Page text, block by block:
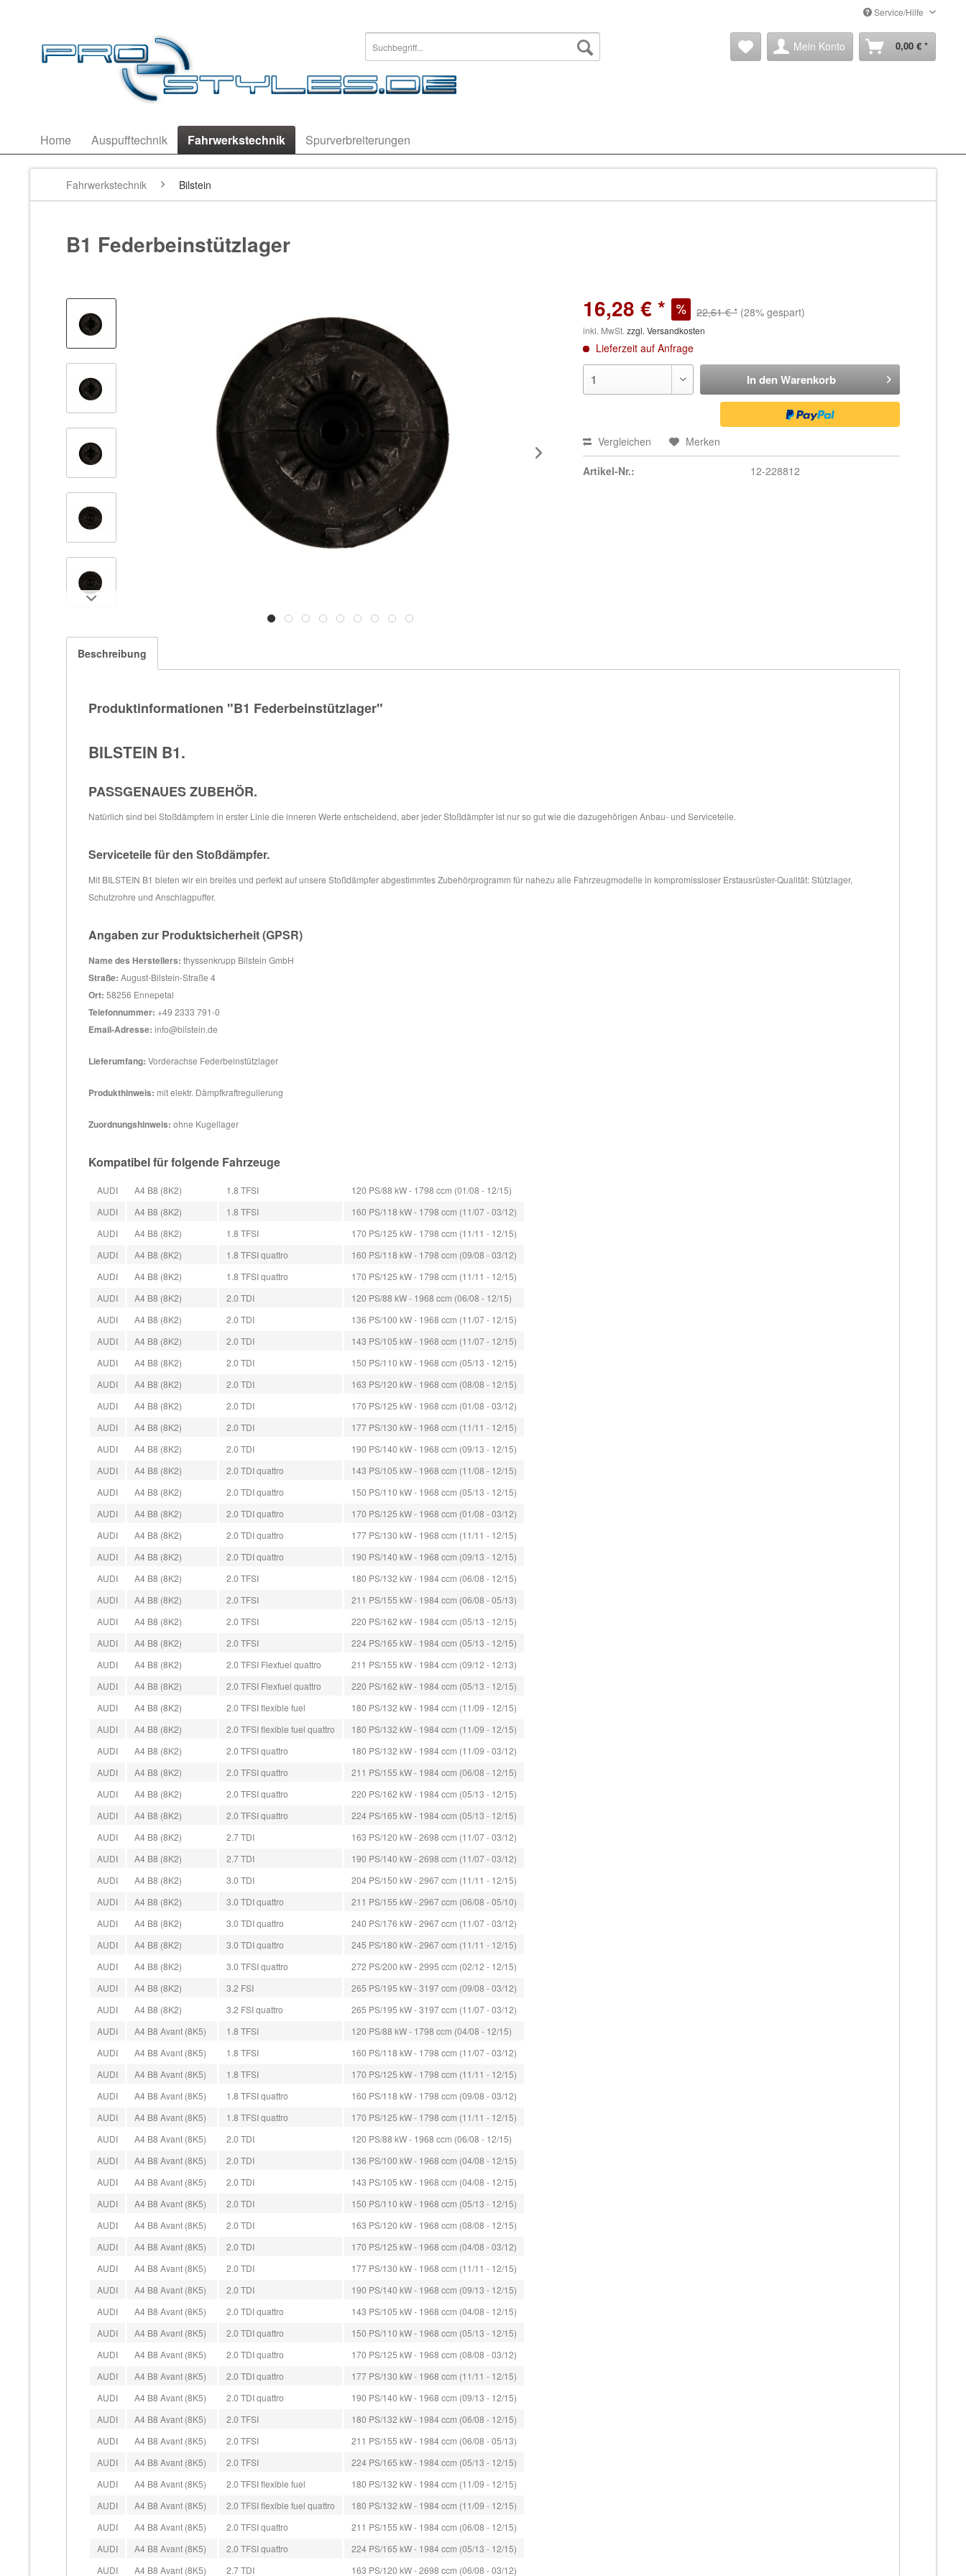
Service/Hilfe
Mein Konto 0,00 € *
Home Auspufftechnik Fahrwerkstechnik Spurverbreiterungen
Fahrwerkstechnik Bilstein
B1 Federbeinstützlager
16,28 € * 22,61 € * (28% gespart)
inkl. MwSt.zzgl. Versandkosten
Lieferzeit auf Anfrage
In den Warenkorb
Vergleichen Merken
Artikel-Nr.: 12-228812
Beschreibung
Produktinformationen "B1 Federbeinstützlager"
BILSTEIN B1.
PASSGENAUES ZUBEHÖR.
Natürlich sind bei Stoßdämpfern in erster Linie die inneren Werte entscheidend, aber jeder Stoßdämpfer ist nur so gut wie die dazugehörigen Anbau- und Serviceteile.
Serviceteile für den Stoßdämpfer.
Mit BILSTEIN B1 bieten wir ein breites und perfekt auf unsere Stoßdämpfer abgestimmtes Zubehörprogramm für nahezu alle Fahrzeugmodelle in kompromissloser Erstausrüster-Qualität: Stützlager,
Schutzrohre und Anschlagpuffer.
Angaben zur Produktsicherheit (GPSR)
Name des Herstellers: thyssenkrupp Bilstein GmbH
Straße: August-Bilstein-Straße 4
Ort: 58256 Ennepetal
Telefonnummer: +49 2333 791-0
Email-Adresse: info@bilstein.de
Lieferumfang: Vorderachse Federbeinstützlager
Produkthinweis: mit elektr. Dämpfkraftregulierung
Zuordnungshinweis: ohne Kugellager
Kompatibel für folgende Fahrzeuge
AUDI A4 B8 (8K2) 1.8 TFSI
120 PS/88 kW - 1798 ccm (01/08 - 12/15)
AUDI
A4 B8 (8K2) 1.8 TFSI
160 PS/118 kW - 1798 ccm (11/07 - 03/12)
AUDI
A4 B8 (8K2) 1.8 TFSI
170 PS/125 kW - 1798 ccm (11/11 - 12/15)
AUDI
A4 B8 (8K2) 1.8 TFSI quattro
160 PS/118 kW - 1798 ccm (09/08 - 03/12)
AUDI
A4 B8 (8K2) 1.8 TFSI quattro
170 PS/125 kW - 1798 ccm (11/11 - 12/15)
AUDI
A4 B8 (8K2) 2.0 TDI
120 PS/88 kW - 1968 ccm (06/08 - 12/15)
AUDI
A4 B8 (8K2) 2.0 TDI
136 PS/100 kW - 1968 ccm (11/07 - 12/15)
AUDI
A4 B8 (8K2) 2.0 TDI
143 PS/105 kW - 1968 ccm (11/07 - 12/15)
AUDI
A4 B8 (8K2) 2.0 TDI
150 PS/110 kW - 1968 ccm (05/13 - 12/15)
AUDI
A4 B8 (8K2) 2.0 TDI
163 PS/120 kW - 1968 ccm (08/08 - 12/15)
AUDI
A4 B8 (8K2) 2.0 TDI
170 PS/125 kW - 1968 ccm (01/08 - 03/12)
AUDI
A4 B8 (8K2) 2.0 TDI
177 PS/130 kW - 1968 ccm (11/11 - 12/15)
AUDI
A4 B8 (8K2) 2.0 TDI
190 PS/140 kW - 1968 ccm (09/13 - 12/15)
AUDI
A4 B8 (8K2) 2.0 TDI quattro
143 PS/105 kW - 1968 ccm (11/08 - 12/15)
AUDI
A4 B8 (8K2) 2.0 TDI quattro
150 PS/110 kW - 1968 ccm (05/13 - 12/15)
AUDI
A4 B8 (8K2) 2.0 TDI quattro
170 PS/125 kW - 1968 ccm (01/08 - 03/12)
AUDI
A4 B8 (8K2) 2.0 TDI quattro
177 PS/130 kW - 1968 ccm (11/11 - 12/15)
AUDI
A4 B8 (8K2) 2.0 TDI quattro
190 PS/140 kW - 1968 ccm (09/13 - 12/15)
AUDI
A4 B8 (8K2) 2.0 TFSI
180 PS/132 kW - 1984 ccm (06/08 - 12/15)
AUDI
A4 B8 (8K2) 2.0 TFSI
211 PS/155 kW - 1984 ccm (06/08 - 05/13)
AUDI
A4 B8 (8K2) 2.0 TFSI
220 PS/162 kW - 1984 ccm (05/13 - 12/15)
AUDI
A4 B8 (8K2) 2.0 TFSI
224 PS/165 kW - 1984 ccm (05/13 - 12/15)
AUDI
A4 B8 (8K2) 2.0 TFSI Flexfuel quattro
211 PS/155 kW - 1984 ccm (09/12 - 12/13)
AUDI
A4 B8 (8K2) 2.0 TFSI Flexfuel quattro
220 PS/162 kW - 1984 ccm (05/13 - 12/15)
AUDI
A4 B8 (8K2) 2.0 TFSI flexible fuel
180 PS/132 kW - 1984 ccm (11/09 - 12/15)
AUDI
A4 B8 (8K2) 2.0 TFSI flexible fuel quattro
180 PS/132 kW - 1984 ccm (11/09 - 12/15)
AUDI
A4 B8 (8K2) 2.0 TFSI quattro
180 PS/132 kW - 1984 ccm (11/09 - 03/12)
AUDI
A4 B8 (8K2) 2.0 TFSI quattro
211 PS/155 kW - 1984 ccm (06/08 - 12/15)
AUDI
A4 B8 (8K2) 2.0 TFSI quattro
220 PS/162 kW - 1984 ccm (05/13 - 12/15)
AUDI
A4 B8 (8K2) 2.0 TFSI quattro
224 PS/165 kW - 1984 ccm (05/13 - 12/15)
AUDI
A4 B8 (8K2) 2.7 TDI
163 PS/120 kW - 2698 ccm (11/07 - 03/12)
AUDI
A4 B8 (8K2) 2.7 TDI
190 PS/140 kW - 2698 ccm (11/07 - 03/12)
AUDI
A4 B8 (8K2) 3.0 TDI
204 PS/150 kW - 2967 ccm (11/11 - 12/15)
AUDI
A4 B8 (8K2) 3.0 TDI quattro
211 PS/155 kW - 2967 ccm (06/08 - 05/10)
AUDI
A4 B8 (8K2) 3.0 TDI quattro
240 PS/176 kW - 2967 ccm (11/07 - 03/12)
AUDI
A4 B8 (8K2) 3.0 TDI quattro
245 PS/180 kW - 2967 ccm (11/11 - 12/15)
AUDI
A4 B8 (8K2) 3.0 TFSI quattro
272 PS/200 kW - 2995 ccm (02/12 - 12/15)
AUDI
A4 B8 (8K2) 3.2 FSI
265 PS/195 kW - 3197 ccm (09/08 - 03/12)
AUDI
A4 B8 (8K2) 3.2 FSI quattro
265 PS/195 kW - 3197 ccm (11/07 - 03/12)
AUDI
A4 B8 Avant (8K5) 1.8 TFSI
120 PS/88 kW - 1798 ccm (04/08 - 12/15)
AUDI
A4 B8 Avant (8K5) 1.8 TFSI
160 PS/118 kW - 1798 ccm (11/07 - 03/12)
AUDI
A4 B8 Avant (8K5) 1.8 TFSI
170 PS/125 kW - 1798 ccm (11/11 - 12/15)
AUDI
A4 B8 Avant (8K5) 1.8 TFSI quattro
160 PS/118 kW - 1798 ccm (09/08 - 03/12)
AUDI
A4 B8 Avant (8K5) 1.8 TFSI quattro
170 PS/125 kW - 1798 ccm (11/11 - 12/15)
AUDI
A4 B8 Avant (8K5) 2.0 TDI
120 PS/88 kW - 1968 ccm (06/08 - 12/15)
AUDI
A4 B8 Avant (8K5) 2.0 TDI
136 PS/100 kW - 1968 ccm (04/08 - 12/15)
AUDI
A4 B8 Avant (8K5) 2.0 TDI
143 PS/105 kW - 1968 ccm (04/08 - 12/15)
AUDI
A4 B8 Avant (8K5) 2.0 TDI
150 PS/110 kW - 1968 ccm (05/13 - 12/15)
AUDI
A4 B8 Avant (8K5) 2.0 TDI
163 PS/120 kW - 1968 ccm (08/08 - 12/15)
AUDI
A4 B8 Avant (8K5) 2.0 TDI
170 PS/125 kW - 1968 ccm (04/08 - 03/12)
AUDI
A4 B8 Avant (8K5) 2.0 TDI
177 PS/130 kW - 1968 ccm (11/11 - 12/15)
AUDI
A4 B8 Avant (8K5) 2.0 TDI
190 PS/140 kW - 1968 ccm (09/13 - 12/15)
AUDI
A4 B8 Avant (8K5) 2.0 TDI quattro
143 PS/105 kW - 1968 ccm (04/08 - 12/15)
AUDI
A4 B8 Avant (8K5) 2.0 TDI quattro
150 PS/110 kW - 1968 ccm (05/13 - 12/15)
AUDI
A4 B8 Avant (8K5) 2.0 TDI quattro
170 PS/125 kW - 1968 ccm (08/08 - 03/12)
AUDI
A4 B8 Avant (8K5) 2.0 TDI quattro
177 PS/130 kW - 1968 ccm (11/11 - 12/15)
AUDI
A4 B8 Avant (8K5) 2.0 TDI quattro
190 PS/140 kW - 1968 ccm (09/13 - 12/15)
AUDI
A4 B8 Avant (8K5) 2.0 TFSI
180 PS/132 kW - 1984 ccm (06/08 - 12/15)
AUDI
A4 B8 Avant (8K5) 2.0 TFSI
211 PS/155 kW - 1984 ccm (06/08 - 05/13)
AUDI
A4 B8 Avant (8K5) 2.0 TFSI
224 PS/165 kW - 1984 ccm (05/13 - 12/15)
AUDI
A4 B8 Avant (8K5) 2.0 TFSI flexible fuel
180 PS/132 kW - 1984 ccm (11/09 - 12/15)
AUDI
A4 B8 Avant (8K5) 2.0 TFSI flexible fuel quattro
180 PS/132 kW - 1984 ccm (11/09 - 12/15)
AUDI
A4 B8 Avant (8K5) 2.0 TFSI quattro
211 PS/155 kW - 1984 ccm (06/08 - 12/15)
AUDI
A4 B8 Avant (8K5) 2.0 TFSI quattro
224 PS/165 kW - 1984 ccm (05/13 - 12/15)
AUDI
A4 B8 Avant (8K5) 2.7 TDI 163 PS/120 kW - 2698 ccm (06/08 - 03/12)